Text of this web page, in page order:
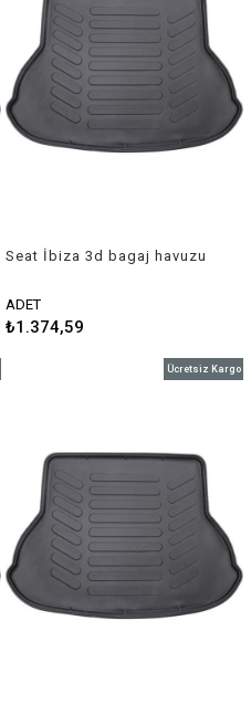
Seat İbiza 3d bagaj havuzu
ADET
₺1.374,59
Ücretsiz Kargo